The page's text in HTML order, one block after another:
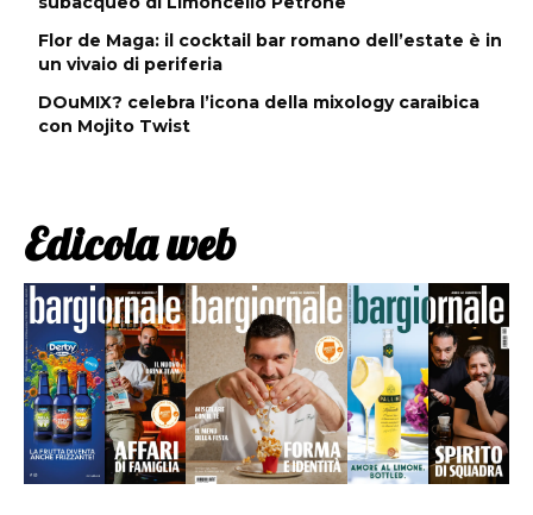
Flor de Maga: il cocktail bar romano dell’estate è in
un vivaio di periferia
DOuMIX? celebra l’icona della mixology caraibica
con Mojito Twist
Edicola web